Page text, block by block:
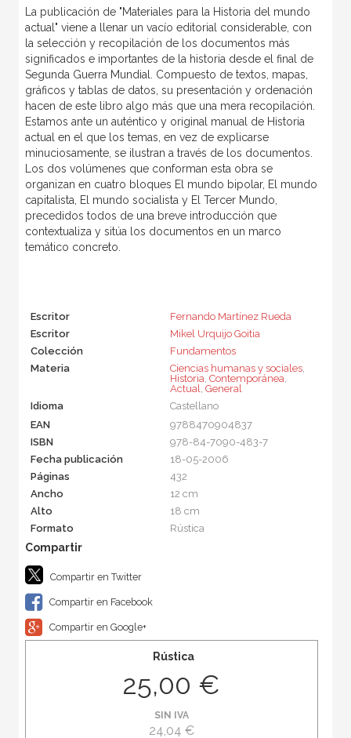
La publicación de "Materiales para la Historia del mundo
actual" viene a llenar un vacío editorial considerable, con
la selección y recopilación de los documentos más
significados e importantes de la historia desde el final de
Segunda Guerra Mundial. Compuesto de textos, mapas,
gráficos y tablas de datos, su presentación y ordenación
hacen de este libro algo más que una mera recopilación.
Estamos ante un auténtico y original manual de Historia
actual en el que los temas, en vez de explicarse
minuciosamente, se ilustran a través de los documentos.
Los dos volúmenes que conforman esta obra se
organizan en cuatro bloques El mundo bipolar, El mundo
capitalista, El mundo socialista y El Tercer Mundo,
precedidos todos de una breve introducción que
contextualiza y sitúa los documentos en un marco
temático concreto.
Escritor
Fernando Martínez Rueda
Escritor
Mikel Urquijo Goitia
Colección
Fundamentos
Materia
Ciencias humanas y sociales,
Historia, Contemporánea,
Actual, General
Idioma
Castellano
EAN
9788470904837
ISBN
978-84-7090-483-7
Fecha publicación
18-05-2006
Páginas
432
Ancho
12 cm
Alto
18 cm
Formato
Rústica
Compartir en Twitter
Compartir en Facebook
Compartir en Google+
Rústica
25,00 €
SIN IVA
24,04 €